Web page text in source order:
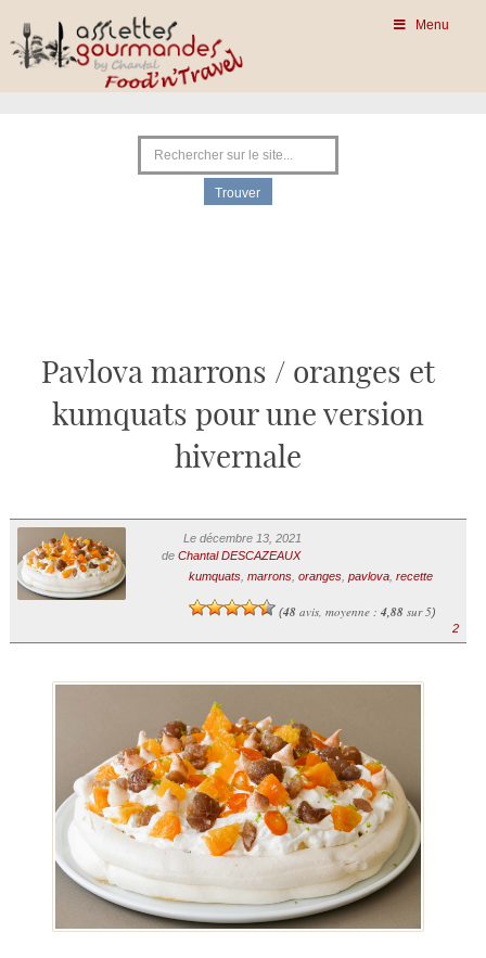
Menu
Pavlova marrons / oranges et
kumquats pour une version
hivernale
Le décembre 13, 2021
de Chantal DESCAZEAUX
kumquats, marrons, oranges, pavlova, recette
(48 avis, moyenne : 4,88 sur 5)
2